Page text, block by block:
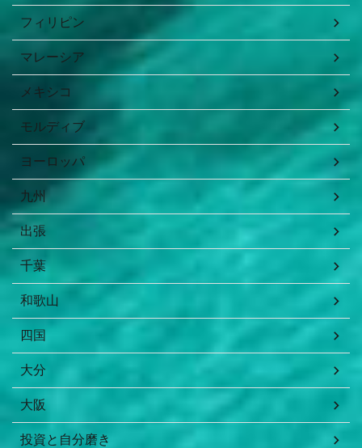
フィリピン
マレーシア
メキシコ
モルディブ
ヨーロッパ
九州
出張
千葉
和歌山
四国
大分
大阪
投資と自分磨き